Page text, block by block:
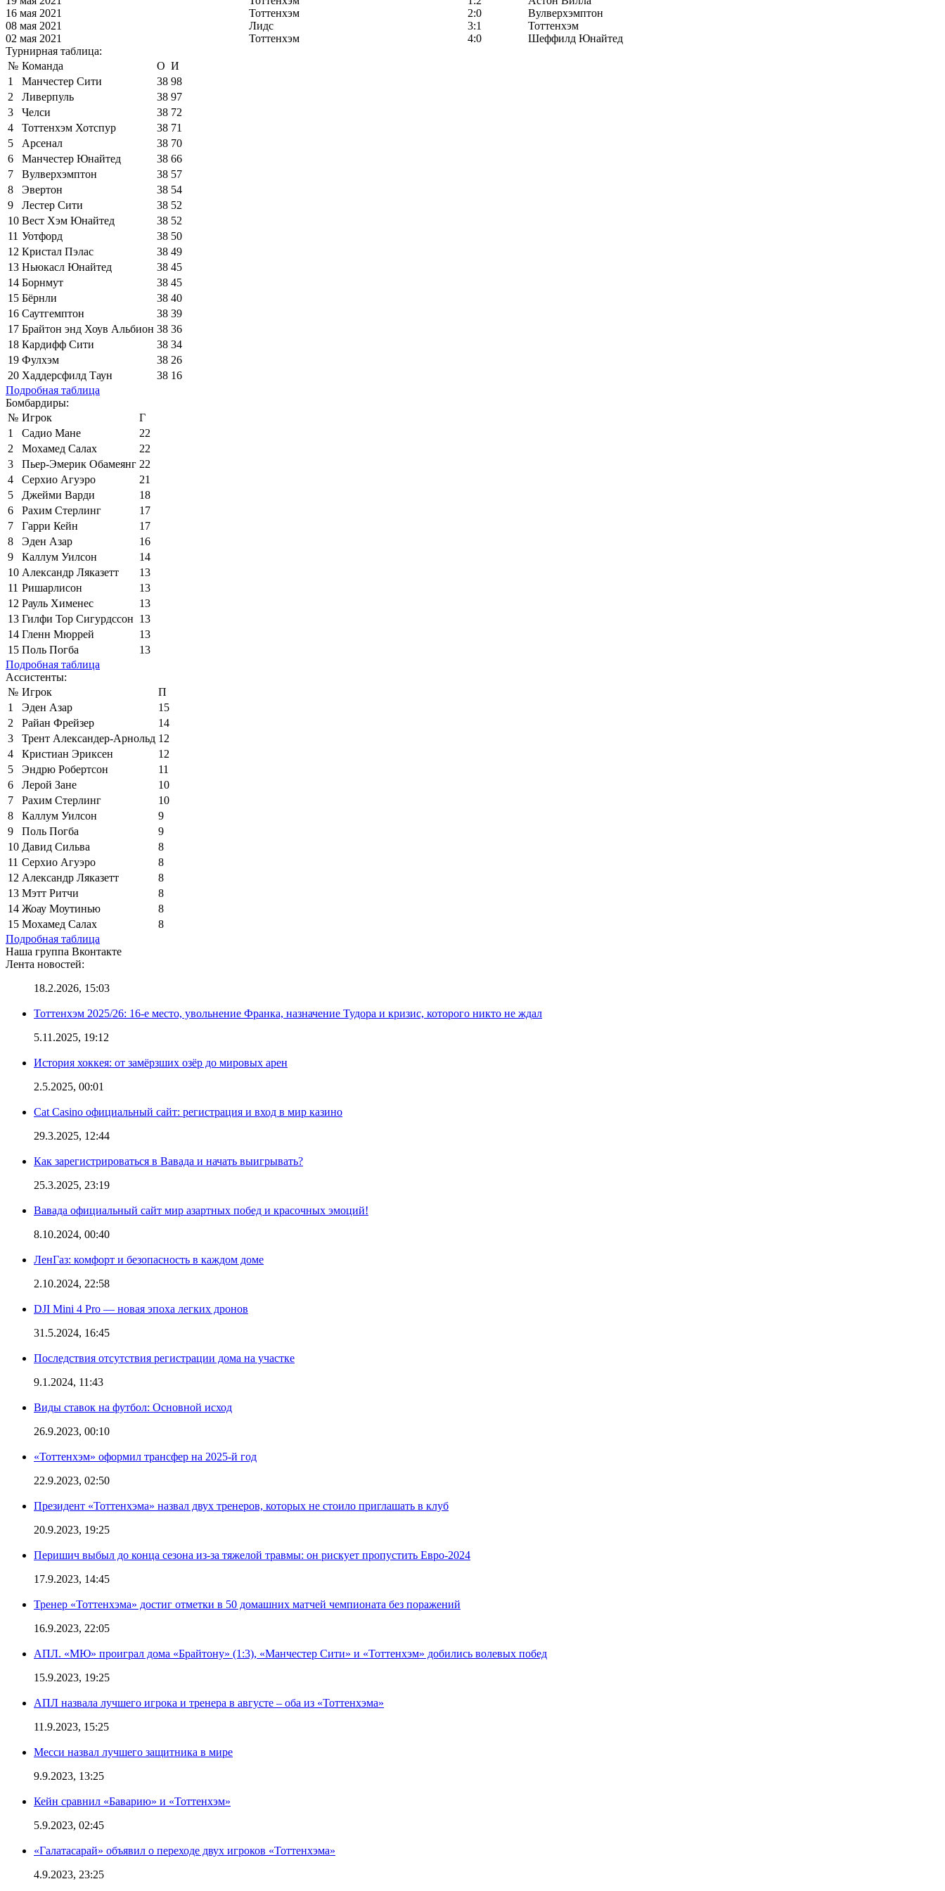
16 мая 2021
Тоттенхэм 2:0
Вулверхэмптон
08 мая 2021
Лидс 3:1
Тоттенхэм
02 мая 2021
Тоттенхэм 4:0
Шеффилд Юнайтед
Турнирная таблица:
№ Команда О И
1
Манчестер Сити 38 98
2
Ливерпуль 38 97
3
Челси 38 72
4
Тоттенхэм Хотспур 38 71
5
Арсенал 38 70
6
Манчестер Юнайтед 38 66
7
Вулверхэмптон 38 57
8
Эвертон 38 54
9
Лестер Сити 38 52
10 Вест Хэм Юнайтед 38 52
11 Уотфорд 38 50
12 Кристал Пэлас 38 49
13 Ньюкасл Юнайтед 38 45
14 Борнмут 38 45
15 Бёрнли 38 40
16 Саутгемптон 38 39
17 Брайтон энд Хоув Альбион 38 36
18 Кардифф Сити 38 34
19 Фулхэм 38 26
20 Хаддерсфилд Таун 38 16
Подробная таблица
Бомбардиры:
№ Игрок
Г
1
Садио Мане
22
2
Мохамед Салах
22
3
Пьер-Эмерик Обамеянг 22
4
Серхио Агуэро
21
5
Джейми Варди
18
6
Рахим Стерлинг
17
7
Гарри Кейн
17
8
Эден Азар
16
9
Каллум Уилсон
14
10 Александр Ляказетт
13
11 Ришарлисон
13
12 Рауль Хименес
13
13 Гилфи Тор Сигурдссон 13
14 Гленн Мюррей
13
15 Поль Погба
13
Подробная таблица
Ассистенты:
№ Игрок
П
1
Эден Азар
15
2
Райан Фрейзер
14
3
Трент Александер-Арнольд 12
4
Кристиан Эриксен
12
5
Эндрю Робертсон
11
6
Лерой Зане
10
7
Рахим Стерлинг
10
8
Каллум Уилсон
9
9
Поль Погба
9
10 Давид Сильва
8
11 Серхио Агуэро
8
12 Александр Ляказетт
8
13 Мэтт Ритчи
8
14 Жоау Моутинью
8
15 Мохамед Салах
8
Подробная таблица
Наша группа Вконтакте
Лента новостей:
18.2.2026, 15:03
Тоттенхэм 2025/26: 16-е место, увольнение Франка, назначение Тудора и кризис, которого никто не ждал
5.11.2025, 19:12
История хоккея: от замёрзших озёр до мировых арен
2.5.2025, 00:01
Cat Casino официальный сайт: регистрация и вход в мир казино
29.3.2025, 12:44
Как зарегистрироваться в Вавада и начать выигрывать?
25.3.2025, 23:19
Вавада официальный сайт мир азартных побед и красочных эмоций!
8.10.2024, 00:40
ЛенГаз: комфорт и безопасность в каждом доме
2.10.2024, 22:58
DJI Mini 4 Pro — новая эпоха легких дронов
31.5.2024, 16:45
Последствия отсутствия регистрации дома на участке
9.1.2024, 11:43
Виды ставок на футбол: Основной исход
26.9.2023, 00:10
«Тоттенхэм» оформил трансфер на 2025-й год
22.9.2023, 02:50
Президент «Тоттенхэма» назвал двух тренеров, которых не стоило приглашать в клуб
20.9.2023, 19:25
Перишич выбыл до конца сезона из-за тяжелой травмы: он рискует пропустить Евро-2024
17.9.2023, 14:45
Тренер «Тоттенхэма» достиг отметки в 50 домашних матчей чемпионата без поражений
16.9.2023, 22:05
АПЛ. «МЮ» проиграл дома «Брайтону» (1:3), «Манчестер Сити» и «Тоттенхэм» добились волевых побед
15.9.2023, 19:25
АПЛ назвала лучшего игрока и тренера в августе – оба из «Тоттенхэма»
11.9.2023, 15:25
Месси назвал лучшего защитника в мире
9.9.2023, 13:25
Кейн сравнил «Баварию» и «Тоттенхэм»
5.9.2023, 02:45
«Галатасарай» объявил о переходе двух игроков «Тоттенхэма»
4.9.2023, 23:25